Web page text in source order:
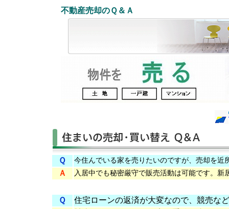
不動産売却のＱ＆Ａ
Ｑ 今住んでいる家を売りたいのですが、売却を近
Ａ 入居中でも秘密厳守で販売活動は可能です。新
Ｑ 住宅ローンの返済が大変なので、競売な